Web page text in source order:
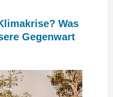
Was
Gegenwart